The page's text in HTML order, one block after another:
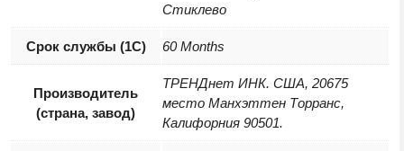
Стиклево
Срок службы (1С) 60 Months
Производитель
(страна, завод)
ТРЕНДнет ИНК. США, 20675
место Манхэттен Торранс,
Калифорния 90501.